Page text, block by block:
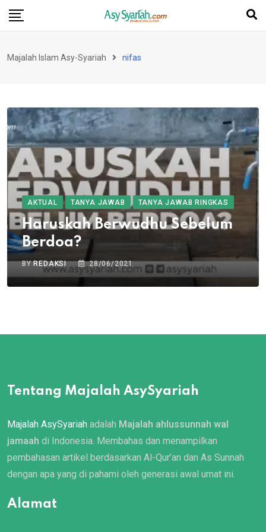
Skip
Majalah Islam Asy-Syariah nifas
AKTUAL TANYA JAWAB TANYA JAWAB RINGKAS
Haruskah Berwudhu Sebelum
Berdoa?
BYREDAKSI 28/06/2021
Tentang Majalah AsySyariah
Majalah AsySyariah adalah Majalah ahlussunnah wal
jamaah di Indonesia. Membahas dan menampilkan
pembahasan artikel berdasarkan Al-Qur’an dan As Sunnah
dengan apa yang di pahami oleh generasi awal umat ini.
Alamat